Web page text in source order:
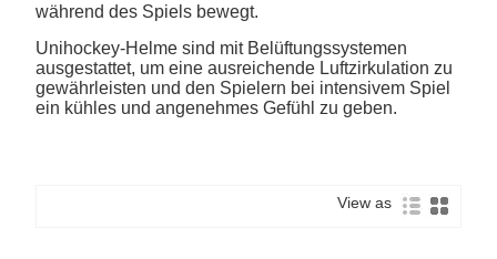
während des Spiels bewegt.
Unihockey-Helme sind mit Belüftungssystemen
ausgestattet, um eine ausreichende Luftzirkulation zu
gewährleisten und den Spielern bei intensivem Spiel
ein kühles und angenehmes Gefühl zu geben.
View as